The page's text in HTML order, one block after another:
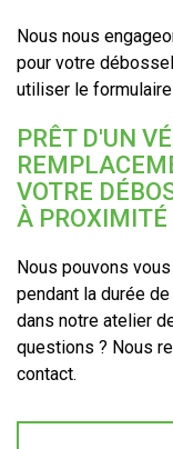
Nous nous
pour votre
utiliser le
PRÊT D'UN
VOTRE
À
Nous pouvons
pendant la durée
dans notre atelier
questions ? Nous
contact.